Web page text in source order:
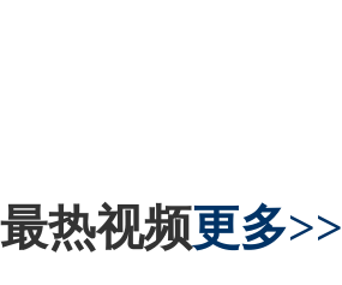
最热视频更多>>